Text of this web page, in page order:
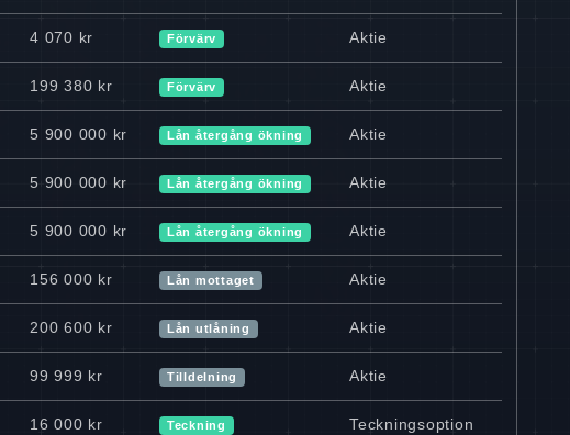
4 070 kr Förvärv Aktie
199 380 kr Förvärv Aktie
5 900 000 kr Lån återgång ökning Aktie
5 900 000 kr Lån återgång ökning Aktie
5 900 000 kr Lån återgång ökning Aktie
156 000 kr Lån mottaget Aktie
200 600 kr Lån utlåning Aktie
99 999 kr Tilldelning Aktie
16 000 kr Teckning Teckningsoption